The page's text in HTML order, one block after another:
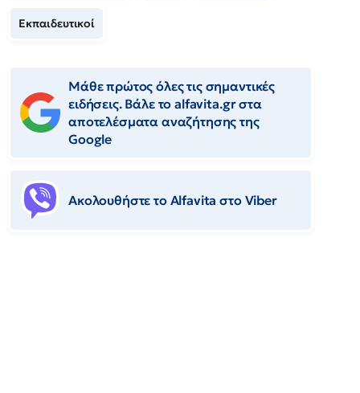
Εκπαιδευτικοί
Μάθε πρώτος όλες τις σημαντικές
ειδήσεις. Βάλε το alfavita.gr στα
αποτελέσματα αναζήτησης της
Google
Ακολουθήστε το Αlfavita στο Viber